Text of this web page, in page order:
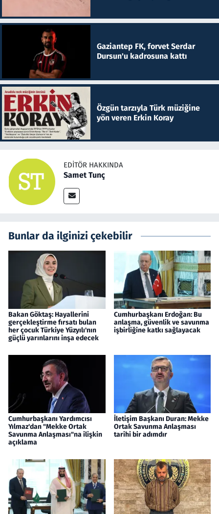
Gaziantep FK, forvet Serdar
Dursun'u kadrosuna kattı
Özgün tarzıyla Türk müziğine
yön veren Erkin Koray
EDITÖR HAKKINDA
Samet Tunç
Bunlar da ilginizi çekebilir
Bakan Göktaş: Hayallerini
gerçekleştirme fırsatı bulan
her çocuk Türkiye Yüzyılı'nın
güçlü yarınlarını inşa edecek
Cumhurbaşkanı Erdoğan: Bu
anlaşma, güvenlik ve savunma
işbirliğine katkı sağlayacak
Cumhurbaşkanı Yardımcısı
Yılmaz'dan "Mekke Ortak
Savunma Anlaşması"na ilişkin
açıklama
İletişim Başkanı Duran: Mekke
Ortak Savunma Anlaşması
tarihi bir adımdır